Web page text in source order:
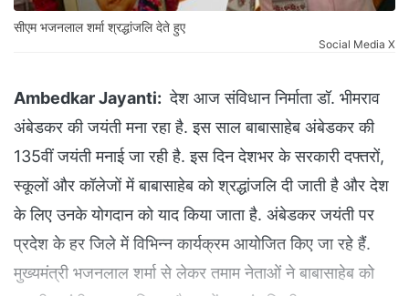
सीएम भजनलाल शर्मा श्रद्धांजलि देते हुए
Social Media X
Ambedkar Jayanti: देश आज संविधान निर्माता डॉ. भीमराव
अंबेडकर की जयंती मना रहा है. इस साल बाबासाहेब अंबेडकर की
135वीं जयंती मनाई जा रही है. इस दिन देशभर के सरकारी दफ्तरों,
स्कूलों और कॉलेजों में बाबासाहेब को श्रद्धांजलि दी जाती है और देश
के लिए उनके योगदान को याद किया जाता है. अंबेडकर जयंती पर
प्रदेश के हर जिले में विभिन्न कार्यक्रम आयोजित किए जा रहे हैं.
मुख्यमंत्री भजनलाल शर्मा से लेकर तमाम नेताओं ने बाबासाहेब को